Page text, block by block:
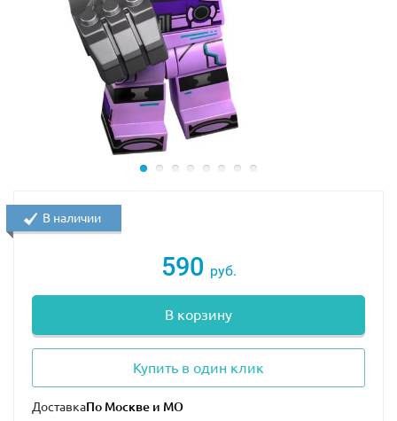
590 руб.
В корзину
Купить в один клик
Доставка
В наличии